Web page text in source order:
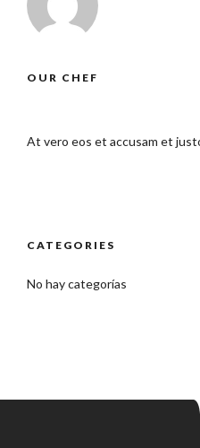
OUR CHEF
At vero eos et accusam et
CATEGORIES
No hay categorías